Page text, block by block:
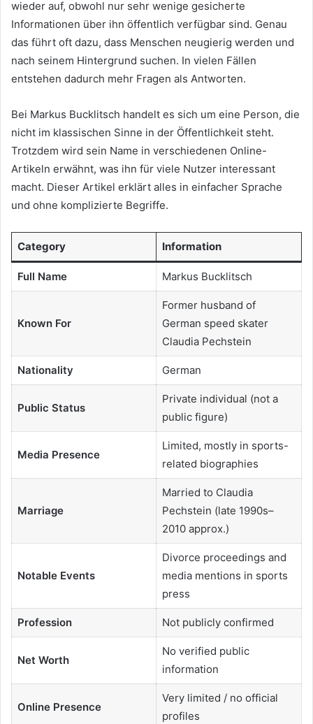
wieder auf, obwohl nur sehr wenige gesicherte
Informationen über ihn öffentlich verfügbar sind. Genau
das führt oft dazu, dass Menschen neugierig werden und
nach seinem Hintergrund suchen. In vielen Fällen
entstehen dadurch mehr Fragen als Antworten.
Bei Markus Bucklitsch handelt es sich um eine Person, die
nicht im klassischen Sinne in der Öffentlichkeit steht.
Trotzdem wird sein Name in verschiedenen Online-
Artikeln erwähnt, was ihn für viele Nutzer interessant
macht. Dieser Artikel erklärt alles in einfacher Sprache
und ohne komplizierte Begriffe.
Category Information
Full Name Markus Bucklitsch
Known For
Former husband of
German speed skater
Claudia Pechstein
Nationality German
Public Status
Private individual (not a
public figure)
Media Presence
Limited, mostly in sports-
related biographies
Marriage
Married to Claudia
Pechstein (late 1990s–
2010 approx.)
Notable Events
Divorce proceedings and
media mentions in sports
press
Profession Not publicly confirmed
Net Worth
No verified public
information
Online Presence
Very limited / no official
profiles